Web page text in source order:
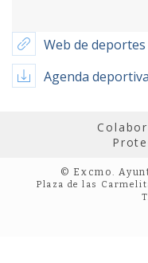
Web de deportes
Agenda deportiva
© Excmo.
Plaza de las